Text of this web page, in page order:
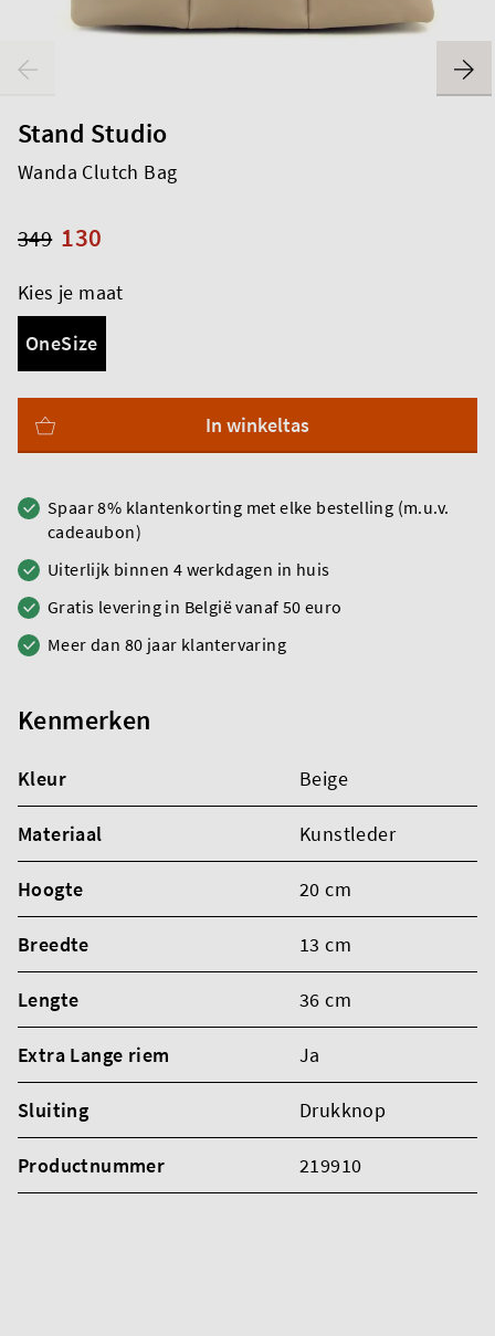
Stand Studio
Wanda Clutch Bag
130
349
Kies je maat
OneSize
In winkeltas
Spaar 8% klantenkorting met elke bestelling (m.u.v.
cadeaubon)
Uiterlijk binnen 4 werkdagen in huis
Gratis levering in België vanaf 50 euro
Meer dan 80 jaar klantervaring
Kenmerken
Kleur Beige
Materiaal Kunstleder
Hoogte 20 cm
Breedte 13 cm
Lengte 36 cm
Extra Lange riem Ja
Sluiting Drukknop
Productnummer 219910